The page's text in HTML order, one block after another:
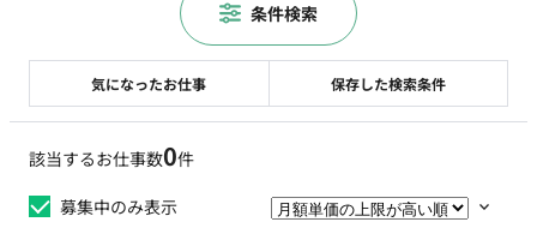
該当するお仕事数0件
募集中のみ表示
気になったお仕事 保存した検索条件
条件検索